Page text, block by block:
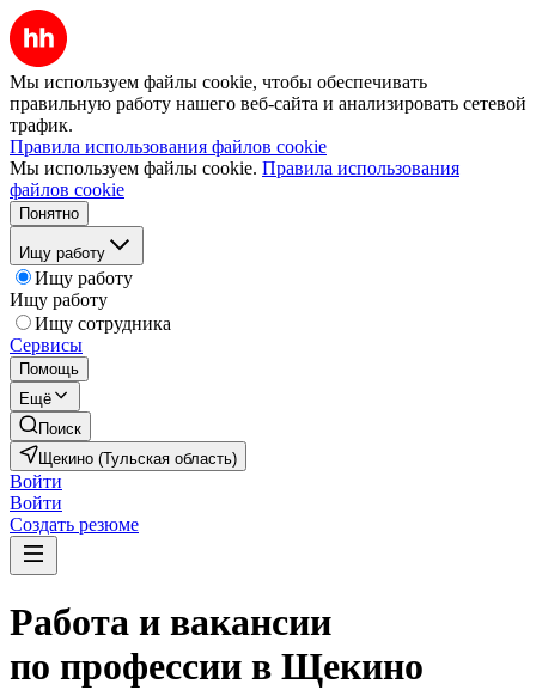
Мы используем файлы cookie, чтобы обеспечивать
правильную работу нашего веб-сайта и анализировать сетевой
трафик.
Правила использования файлов cookie
Мы используем файлы cookie. Правила использования
файлов cookie
Понятно
Ищу работу
Ищу работу
Ищу работу
Ищу сотрудника
Сервисы
Помощь
Ещё
Поиск
Щекино (Тульская область)
Войти
Войти
Создать резюме
Работа и вакансии
по профессии в Щекино